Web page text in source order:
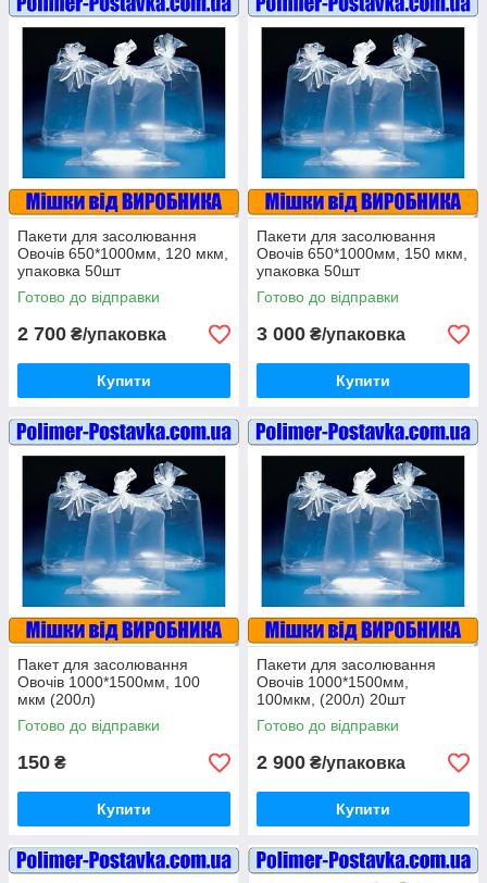
Пакети для засолювання
Овочів 650*1000мм, 120 мкм,
упаковка 50шт
Готово до відправки
2 700 ₴/упаковка
Купити
Пакети для засолювання
Овочів 650*1000мм, 150 мкм,
упаковка 50шт
Готово до відправки
3 000 ₴/упаковка
Купити
Пакет для засолювання
Овочів 1000*1500мм, 100
мкм (200л)
Готово до відправки
150 ₴
Купити
Пакети для засолювання
Овочів 1000*1500мм,
100мкм, (200л) 20шт
Готово до відправки
2 900 ₴/упаковка
Купити